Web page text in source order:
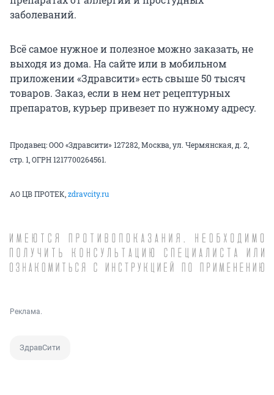
заболеваний.
Всё самое нужное и полезное можно заказать, не
выходя из дома. На сайте или в мобильном
приложении «Здравсити» есть свыше 50 тысяч
товаров. Заказ, если в нем нет рецептурных
препаратов, курьер привезет по нужному адресу.
Продавец: ООО «Здравсити» 127282, Москва, ул. Чермянская, д. 2,
стр. 1, ОГРН 1217700264561.
АО ЦВ ПРОТЕК,zdravcity.ru
Реклама.
ЗдравСити